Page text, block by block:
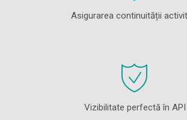
Asigurarea continuității
Vizibilitate perfectă în API